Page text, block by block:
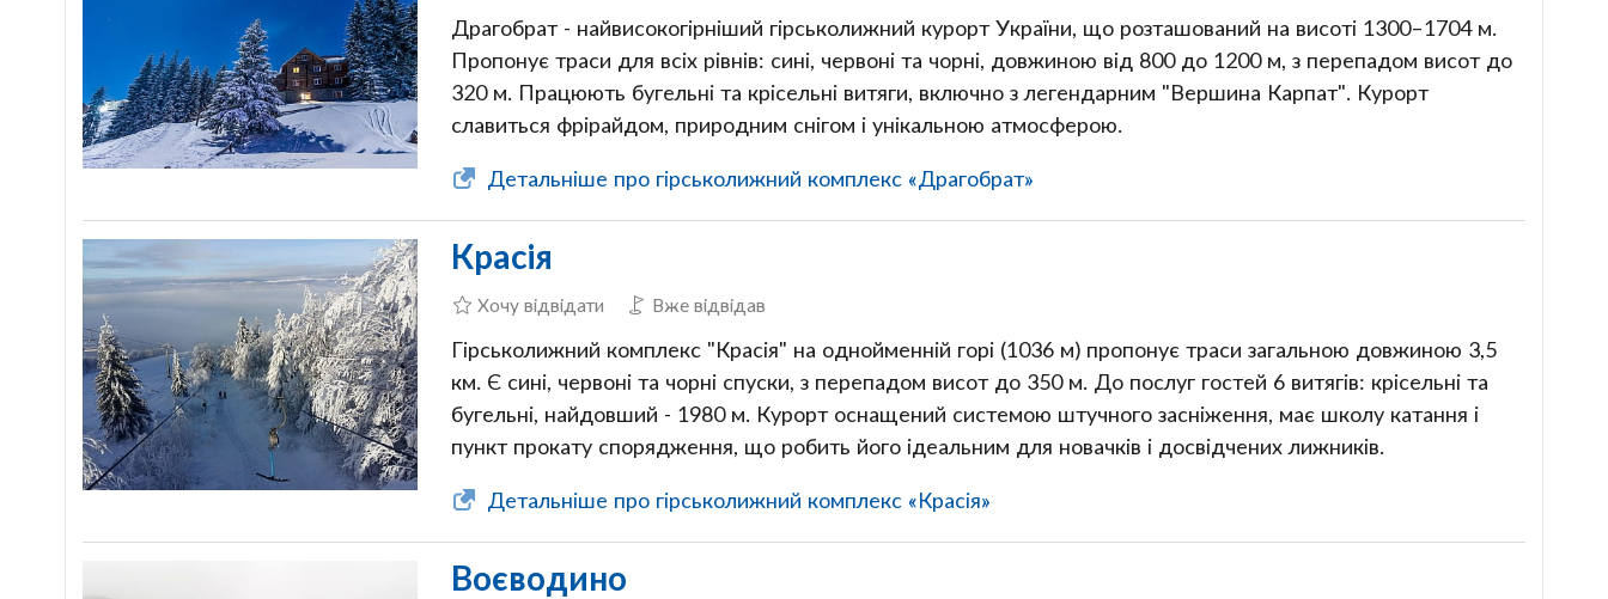
Драгобрат - найвисокогірніший гірськолижний курорт України, що розташований на висоті 1300–1704 м.
Пропонує траси для всіх рівнів: сині, червоні та чорні, довжиною від 800 до 1200 м, з перепадом висот до
320 м. Працюють бугельні та крісельні витяги, включно з легендарним "Вершина Карпат". Курорт
славиться фрірайдом, природним снігом і унікальною атмосферою.
Детальніше про гірськолижний комплекс «Драгобрат»
Красія
Хочу відвідати Вже відвідав
Гірськолижний комплекс "Красія" на однойменній горі (1036 м) пропонує траси загальною довжиною 3,5
км. Є сині, червоні та чорні спуски, з перепадом висот до 350 м. До послуг гостей 6 витягів: крісельні та
бугельні, найдовший - 1980 м. Курорт оснащений системою штучного засніження, має школу катання і
пункт прокату спорядження, що робить його ідеальним для новачків і досвідчених лижників.
Детальніше про гірськолижний комплекс «Красія»
Воєводино